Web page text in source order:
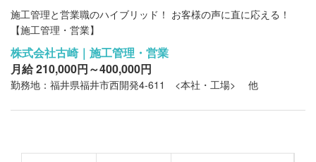
施工管理と営業職のハイブリッド！ お客様の声に直に応える！
【施工管理・営業】
株式会社古崎｜施工管理・営業
月給 210,000円～400,000円
勤務地：福井県福井市西開発4-611 <本社・工場> 他